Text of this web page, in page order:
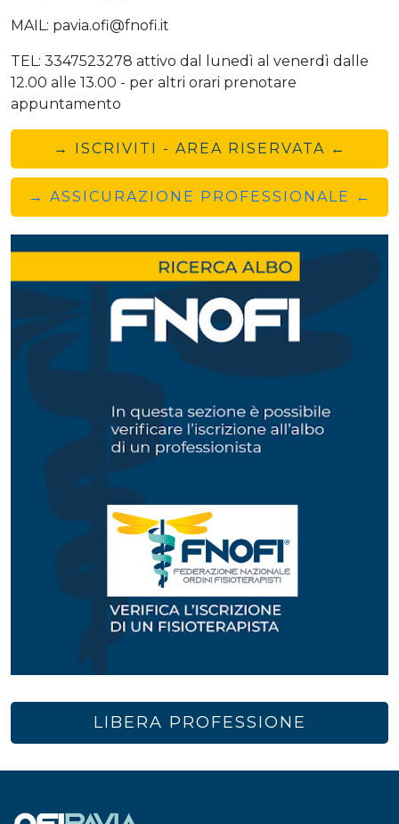
MAIL: pavia.ofi@fnofi.it
TEL: 3347523278 attivo dal lunedì al venerdì dalle
12.00 alle 13.00 - per altri orari prenotare
appuntamento
→ ISCRIVITI - AREA RISERVATA ←
→ ASSICURAZIONE PROFESSIONALE ←
LIBERA PROFESSIONE